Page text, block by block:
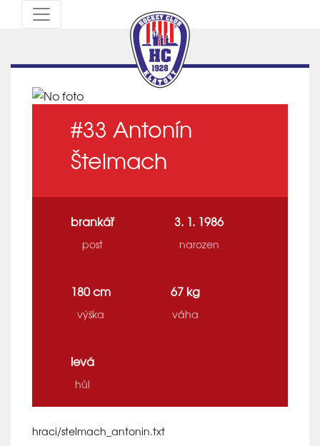
#33 Antonín
Štelmach
brankář
post
3. 1. 1986
narozen
180 cm
výška
67 kg
váha
levá
hůl
hraci/stelmach_antonin.txt